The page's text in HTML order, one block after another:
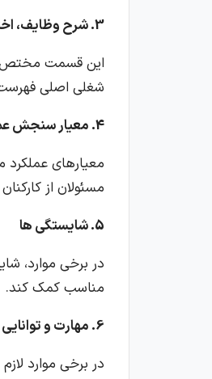
3. شرح وظایف، اختیارات و مسئولیت ها
این قسمت مختص
شغلی اصلی
4. معیار سنجش عملکرد
معیارهای
مسئولان از
5. شایستگی ها
در برخی موارد،
مناسب کمک کند.
6. مهارت و توانایی ها
در برخی موارد